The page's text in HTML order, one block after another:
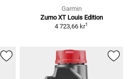
Garmin
Zumo XT Louis Edition
4 723,66 kr1